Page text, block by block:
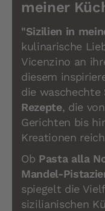
meiner
"Sizilien in
kulinarische
Vicenzino an
diesem
die waschechte
Rezepte, die
Gerichten bis
Kreationen
Ob Pasta alla
Mandel-
spiegelt die
sizilianischen